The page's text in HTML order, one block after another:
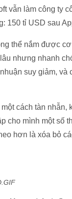
vẫn làm công ty
150 tỉ USD sau
thể nắm được
nhưng nhanh
suy giảm, và
cách tàn nhẫn,
cho mình một số
hơn là xóa bỏ